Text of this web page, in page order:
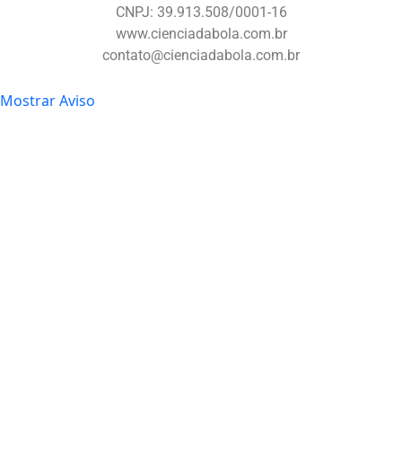
CNPJ: 39.913.508/0001-16
www.cienciadabola.com.br
contato@cienciadabola.com.br
Mostrar Aviso